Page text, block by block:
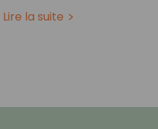
Lire la suite